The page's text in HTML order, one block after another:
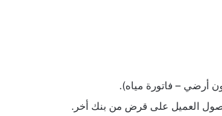
أرضي – فاتورة مياه).
حصول العميل على قرض من بنك أخر.